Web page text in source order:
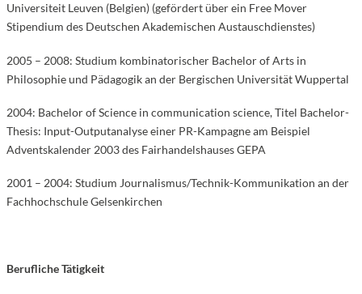
Universiteit Leuven (Belgien) (gefördert über ein Free Mover
Stipendium des Deutschen Akademischen Austauschdienstes)
2005 – 2008: Studium kombinatorischer Bachelor of Arts in
Philosophie und Pädagogik an der Bergischen Universität Wuppertal
2004: Bachelor of Science in communication science, Titel Bachelor-
Thesis: Input-Outputanalyse einer PR-Kampagne am Beispiel
Adventskalender 2003 des Fairhandelshauses GEPA
2001 – 2004: Studium Journalismus/Technik-Kommunikation an der
Fachhochschule Gelsenkirchen
Berufliche Tätigkeit